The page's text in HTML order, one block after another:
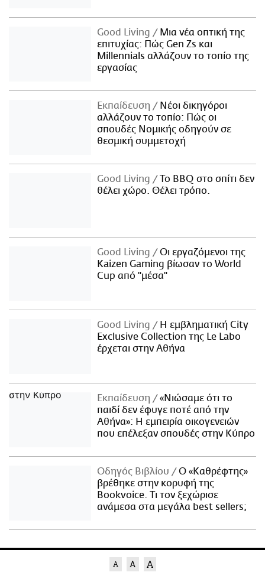
Good Living
Μια νέα οπτική της
επιτυχίας: Πώς Gen Zs και
Millennials αλλάζουν το τοπίο της
εργασίας
Εκπαίδευση
Νέοι δικηγόροι
αλλάζουν το τοπίο: Πώς οι
σπουδές Νομικής οδηγούν σε
θεσμική συμμετοχή
Good Living
Το BBQ στο σπίτι δεν
θέλει χώρο. Θέλει τρόπο.
Good Living
Οι εργαζόμενοι της
Kaizen Gaming βίωσαν το World
Cup από "μέσα"
Good Living
Η εμβληματική City
Exclusive Collection της Le Labo
έρχεται στην Αθήνα
Εκπαίδευση
«Νιώσαμε ότι το
παιδί δεν έφυγε ποτέ από την
Αθήνα»: Η εμπειρία οικογενειών
που επέλεξαν σπουδές στην Κύπρο
Οδηγός Βιβλίου
Ο «Καθρέφτης»
βρέθηκε στην κορυφή της
Bookvoice. Τι τον ξεχώρισε
ανάμεσα στα μεγάλα best sellers;